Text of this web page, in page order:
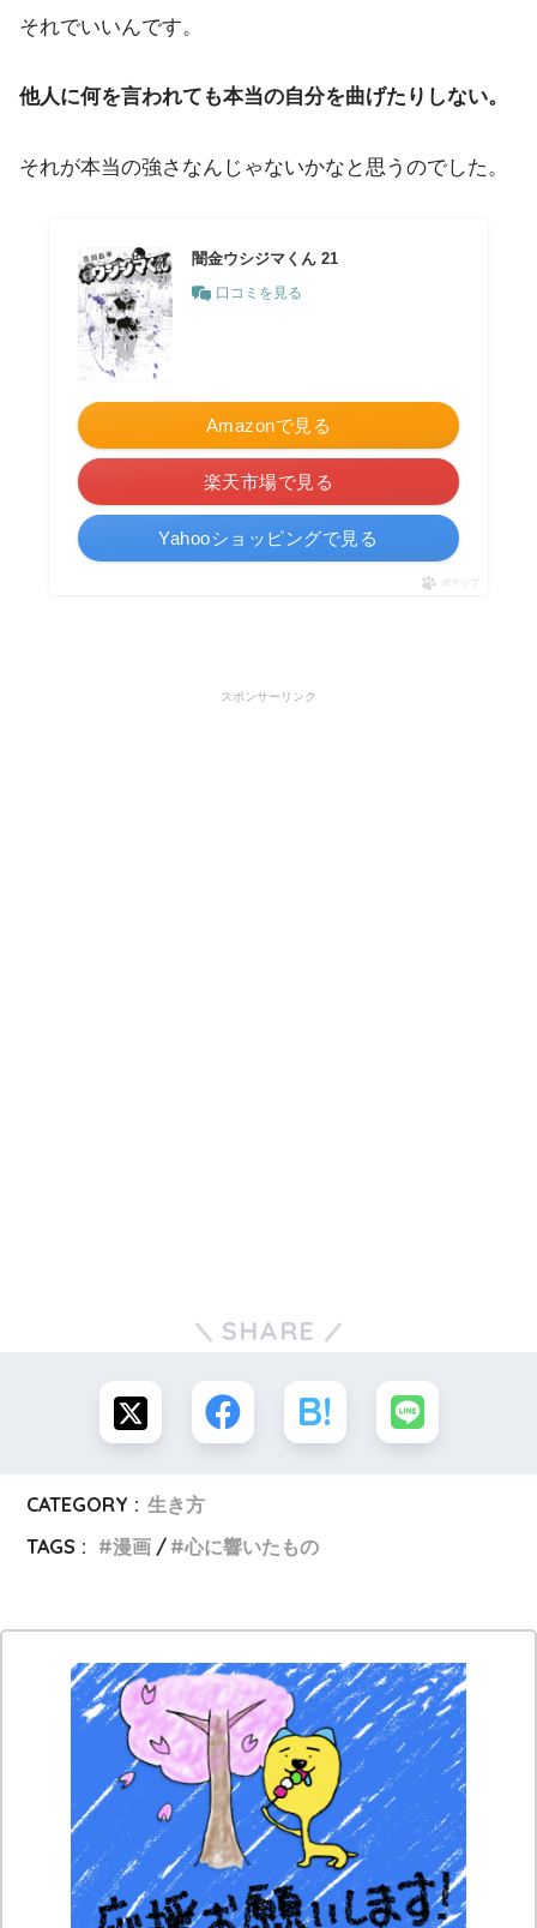
それでいいんです。
他人に何を言われても本当の自分を曲げたりしない。
それが本当の強さなんじゃないかなと思うのでした。
闇金ウシジマくん 21
口コミを見る
Amazonで見る
楽天市場で見る
Yahooショッピングで見る
ポチップ
スポンサーリンク
SHARE
CATEGORY : 生き方
TAGS :
漫画 心に響いたもの